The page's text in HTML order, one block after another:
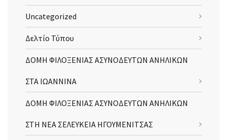
Uncategorized
Δελτίο Τύπου
ΔΟΜΗ ΦΙΛΟΞΕΝΙΑΣ ΑΣΥΝΟΔΕΥΤΩΝ ΑΝΗΛΙΚΩΝ
ΣΤΑ ΙΩΑΝΝΙΝΑ
ΔΟΜΗ ΦΙΛΟΞΕΝΙΑΣ ΑΣΥΝΟΔΕΥΤΩΝ ΑΝΗΛΙΚΩΝ
ΣΤΗ ΝΕΑ ΣΕΛΕΥΚΕΙΑ ΗΓΟΥΜΕΝΙΤΣΑΣ